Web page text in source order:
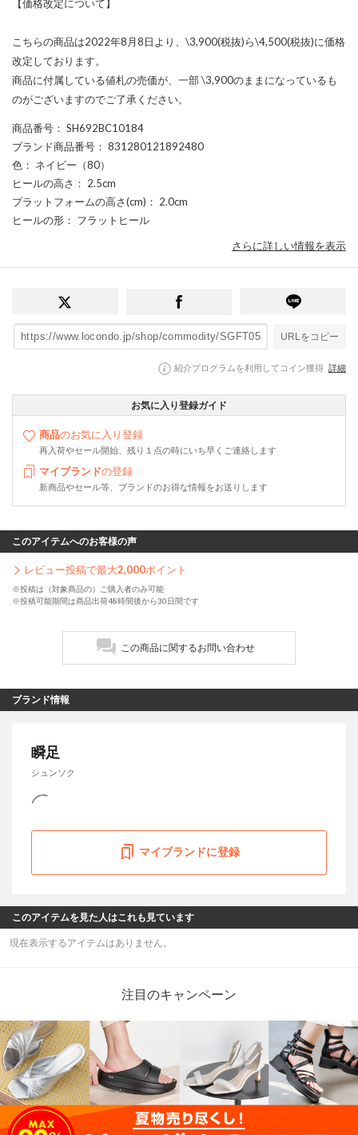
【価格改定について】
こちらの商品は2022年8月8日より、\3,900(税抜)ら\4,500(税抜)に価格
改定しております。
商品に付属している値札の売価が、一部 \3,900のままになっているも
のがございますのでご了承ください。
商品番号 ： SH692BC10184
ブランド商品番号 ： 831280121892480
色 ： ネイビー（80）
ヒールの高さ ： 2.5cm
プラットフォームの高さ(cm) ： 2.0cm
ヒールの形 ： フラットヒール
さらに詳しい情報を表示
URLをコピー
紹介プログラムを利用してコイン獲得 詳細
お気に入り登録ガイド
商品のお気に入り登録
再入荷やセール開始、残り１点の時にいち早くご連絡します
マイブランドの登録
新商品やセール等、ブランドのお得な情報をお送りします
このアイテムへのお客様の声
レビュー投稿で最大2,000ポイント
※投稿は（対象商品の）ご購入者のみ可能
※投稿可能期間は商品出荷48時間後から30日間です
この商品に関するお問い合わせ
ブランド情報
瞬足
シュンソク
マイブランドに登録
このアイテムを見た人はこれも見ています
現在表示するアイテムはありません。
注目のキャンペーン